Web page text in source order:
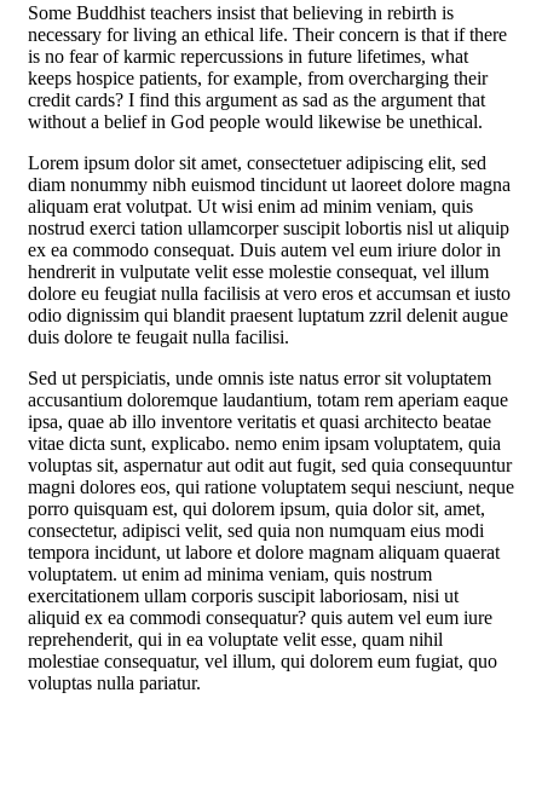
Some Buddhist teachers insist that believing in rebirth is
necessary for living an ethical life. Their concern is that if there
is no fear of karmic repercussions in future lifetimes, what
keeps hospice patients, for example, from overcharging their
credit cards? I find this argument as sad as the argument that
without a belief in God people would likewise be unethical.
Lorem ipsum dolor sit amet, consectetuer adipiscing elit, sed
diam nonummy nibh euismod tincidunt ut laoreet dolore magna
aliquam erat volutpat. Ut wisi enim ad minim veniam, quis
nostrud exerci tation ullamcorper suscipit lobortis nisl ut aliquip
ex ea commodo consequat. Duis autem vel eum iriure dolor in
hendrerit in vulputate velit esse molestie consequat, vel illum
dolore eu feugiat nulla facilisis at vero eros et accumsan et iusto
odio dignissim qui blandit praesent luptatum zzril delenit augue
duis dolore te feugait nulla facilisi.
Sed ut perspiciatis, unde omnis iste natus error sit voluptatem
accusantium doloremque laudantium, totam rem aperiam eaque
ipsa, quae ab illo inventore veritatis et quasi architecto beatae
vitae dicta sunt, explicabo. nemo enim ipsam voluptatem, quia
voluptas sit, aspernatur aut odit aut fugit, sed quia consequuntur
magni dolores eos, qui ratione voluptatem sequi nesciunt, neque
porro quisquam est, qui dolorem ipsum, quia dolor sit, amet,
consectetur, adipisci velit, sed quia non numquam eius modi
tempora incidunt, ut labore et dolore magnam aliquam quaerat
voluptatem. ut enim ad minima veniam, quis nostrum
exercitationem ullam corporis suscipit laboriosam, nisi ut
aliquid ex ea commodi consequatur? quis autem vel eum iure
reprehenderit, qui in ea voluptate velit esse, quam nihil
molestiae consequatur, vel illum, qui dolorem eum fugiat, quo
voluptas nulla pariatur.